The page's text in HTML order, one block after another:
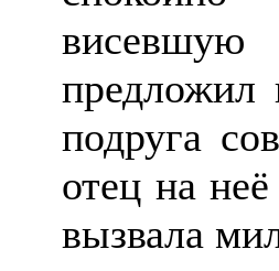
предложил
подруга
отец на
вызвала